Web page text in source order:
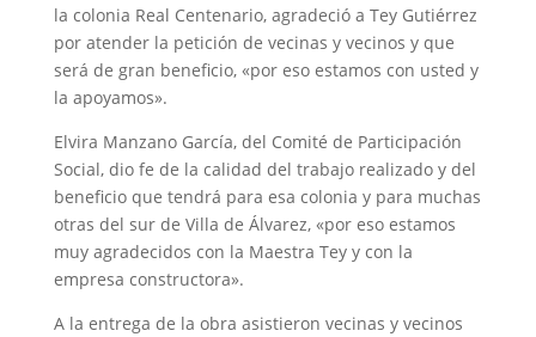
la colonia Real Centenario, agradeció a Tey Gutiérrez
por atender la petición de vecinas y vecinos y que
será de gran beneficio, «por eso estamos con usted y
la apoyamos».
Elvira Manzano García, del Comité de Participación
Social, dio fe de la calidad del trabajo realizado y del
beneficio que tendrá para esa colonia y para muchas
otras del sur de Villa de Álvarez, «por eso estamos
muy agradecidos con la Maestra Tey y con la
empresa constructora».
A la entrega de la obra asistieron vecinas y vecinos